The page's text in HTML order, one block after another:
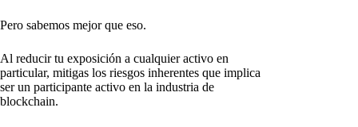
Pero sabemos mejor que eso.
Al reducir tu exposición a cualquier activo en
particular, mitigas los riesgos inherentes que implica
ser un participante activo en la industria de
blockchain.